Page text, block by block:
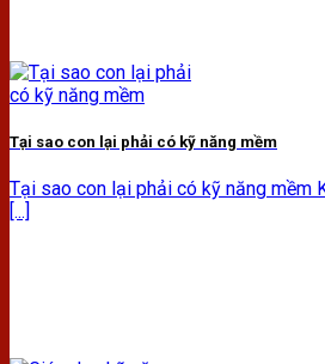
Tại sao con lại phải có kỹ năng mềm
Tại sao con lại phải có kỹ năng mềm
[...]